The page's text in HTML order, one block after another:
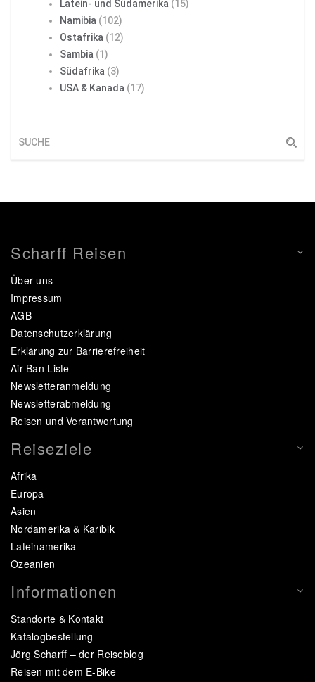
Latein- und Südamerika (15)
Namibia (102)
Ostafrika (12)
Sambia (1)
Südafrika (3)
USA & Kanada (17)
Scharff Reisen
Über uns
Impressum
AGB
Datenschutzerklärung
Erklärung zur Barrierefreiheit
Air Ban Liste
Newsletteranmeldung
Newsletterabmeldung
Reisen und Verantwortung
Reiseziele
Afrika
Europa
Asien
Nordamerika & Karibik
Lateinamerika
Ozeanien
Informationen
Standorte & Kontakt
Katalogbestellung
Jörg Scharff – der Reiseblog
Reisen mit dem E-Bike